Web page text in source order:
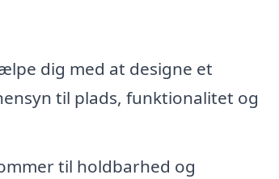
dig med at designe et
til plads, funktionalitet og
til holdbarhed og